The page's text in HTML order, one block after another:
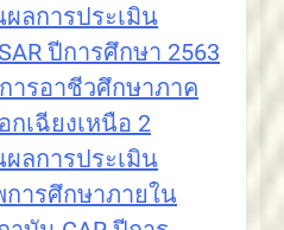
ผลการประเมิน
ปีการศึกษา 2563
ารอาชีวศึกษาภาค
กเฉียงเหนือ 2
ผลการประเมิน
ารศึกษาภายใน